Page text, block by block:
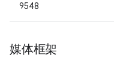
9548
媒体框架